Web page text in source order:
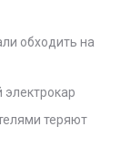
обходить на
теряют